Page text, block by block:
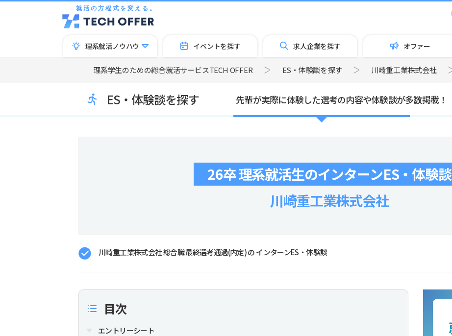
就活の方程式を変える。
理系就活ノウハウ イベントを探す 求人企業を探す オファー
理系学生のための総合就活サービスTECH OFFER ES・体験談を探す 川崎重工業株式会社
ES・体験談を探す 先輩が実際に体験した選考の内容や体験談が多数掲載！
26卒 理系就活生のインターンES・体験談
川崎重工業株式会社
川崎重工業株式会社 総合職 最終選考通過(内定) の インターンES・体験談
目次
エントリーシート